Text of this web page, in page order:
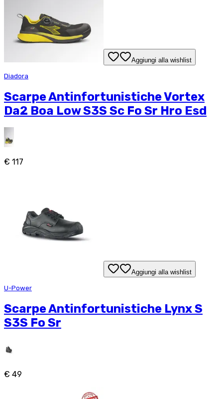
Aggiungi alla wishlist
Diadora
Scarpe Antinfortunistiche Vortex
Da2 Boa Low S3S Sc Fo Sr Hro Esd
€ 117
Aggiungi alla wishlist
U-Power
Scarpe Antinfortunistiche Lynx S
S3S Fo Sr
€ 49